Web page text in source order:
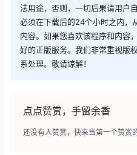
法用途，否则，一切后果请用户
必须在下载后的24个小时之内，
内容。如果您喜欢该程序和内容
好的正版服务。我们非常重视版
系处理。敬请谅解！
点点赞赏，手留余香
还没有人赞赏，快来当第一个赞赏